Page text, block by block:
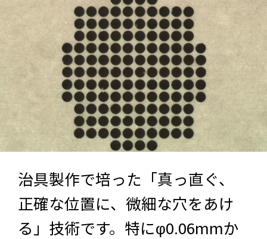
治具製作で培った「真っ直ぐ、
正確な位置に、微細な穴をあけ
る」技術です。特にφ0.06mmか